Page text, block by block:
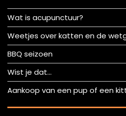
Wat is acupunctuur?
Weetjes over katten en de
BBQ seizoen
Wist je dat…
Aankoop van een pup of een